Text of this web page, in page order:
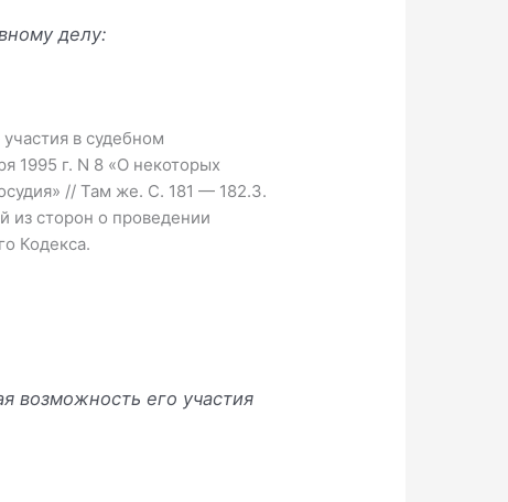
делу:
в судебном
1995 г. N 8 «О некоторых
// Там же. С. 181 — 182.3.
из сторон о проведении
Кодекса.
возможность его участия